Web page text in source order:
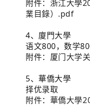
附件： 浙江大學
業目錄）.pdf
4、 廈門大學
语文800，数学
附件： 厦门大学
5、華僑大學
择优录取
附件： 華僑大學